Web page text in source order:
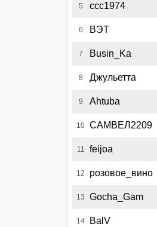
5 ccc1974
6 ВЭТ
7 Busin_Ka
8 Джульетта
9 Ahtuba
10 САМВЕЛ2209
11 feijoa
12 розовое_вино
13 Gocha_Gam
14 BalV